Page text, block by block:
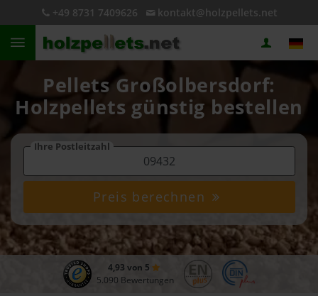
+49 8731 7409626 kontakt@holzpellets.net
Pellets Großolbersdorf:
Holzpellets günstig bestellen
Ihre Postleitzahl
Preis berechnen
4,93 von 5
5.090 Bewertungen